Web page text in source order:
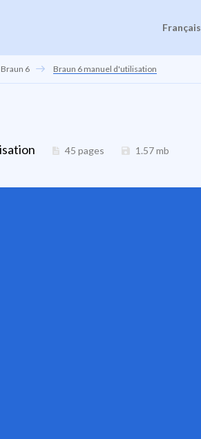
Français
Braun 6 Braun 6 manuel d'utilisation
45 pages 1.57mb